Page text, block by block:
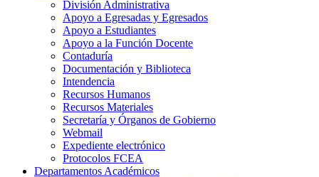
División Administrativa
Apoyo a Egresadas y Egresados
Apoyo a Estudiantes
Apoyo a la Función Docente
Contaduría
Documentación y Biblioteca
Intendencia
Recursos Humanos
Recursos Materiales
Secretaría y Órganos de Gobierno
Webmail
Expediente electrónico
Protocolos FCEA
Departamentos Académicos